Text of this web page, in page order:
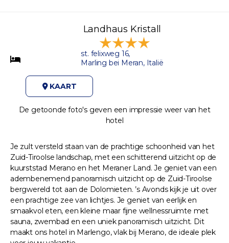
Landhaus Kristall
st. felixweg 16,
Marling bei Meran, Italië
KAART
De getoonde foto's geven een impressie weer van het
hotel
Je zult versteld staan van de prachtige schoonheid van het
Zuid-Tiroolse landschap, met een schitterend uitzicht op de
kuurststad Merano en het Meraner Land. Je geniet van een
adembenemend panoramisch uitzicht op de Zuid-Tiroolse
bergwereld tot aan de Dolomieten. ’s Avonds kijk je uit over
een prachtige zee van lichtjes. Je geniet van eerlijk en
smaakvol eten, een kleine maar fijne wellnessruimte met
sauna, zwembad en een uniek panoramisch uitzicht. Dit
maakt ons hotel in Marlengo, vlak bij Merano, de ideale plek